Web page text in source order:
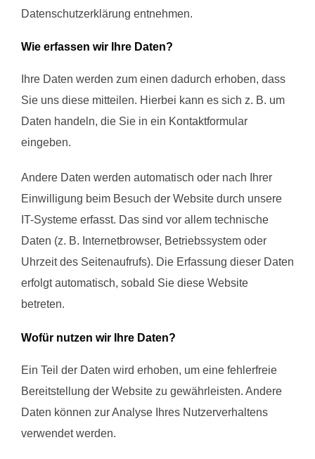
Datenschutzerklärung entnehmen.
Wie erfassen wir Ihre Daten?
Ihre Daten werden zum einen dadurch erhoben, dass
Sie uns diese mitteilen. Hierbei kann es sich z. B. um
Daten handeln, die Sie in ein Kontaktformular
eingeben.
Andere Daten werden automatisch oder nach Ihrer
Einwilligung beim Besuch der Website durch unsere
IT-Systeme erfasst. Das sind vor allem technische
Daten (z. B. Internetbrowser, Betriebssystem oder
Uhrzeit des Seitenaufrufs). Die Erfassung dieser Daten
erfolgt automatisch, sobald Sie diese Website
betreten.
Wofür nutzen wir Ihre Daten?
Ein Teil der Daten wird erhoben, um eine fehlerfreie
Bereitstellung der Website zu gewährleisten. Andere
Daten können zur Analyse Ihres Nutzerverhaltens
verwendet werden.